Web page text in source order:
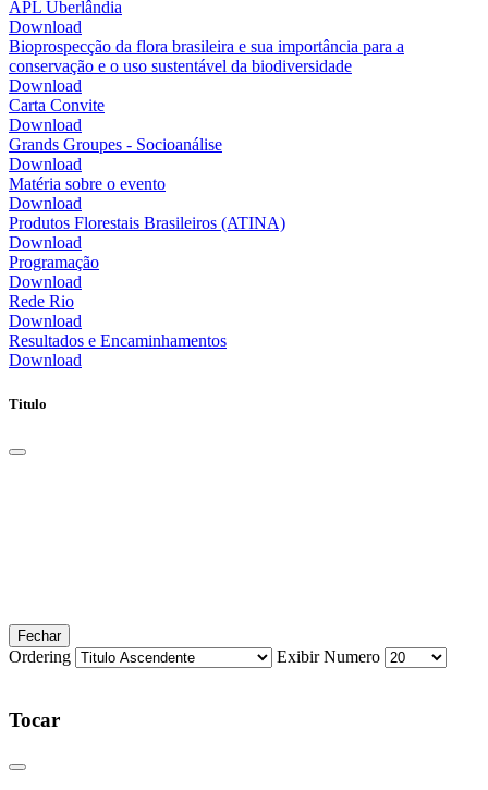
APL Uberlândia
Download
Bioprospecção da flora brasileira e sua importância para a
conservação e o uso sustentável da biodiversidade
Download
Carta Convite
Download
Grands Groupes - Socioanálise
Download
Matéria sobre o evento
Download
Produtos Florestais Brasileiros (ATINA)
Download
Programação
Download
Rede Rio
Download
Resultados e Encaminhamentos
Download
Titulo
Fechar
Ordering Exibir Numero
Tocar